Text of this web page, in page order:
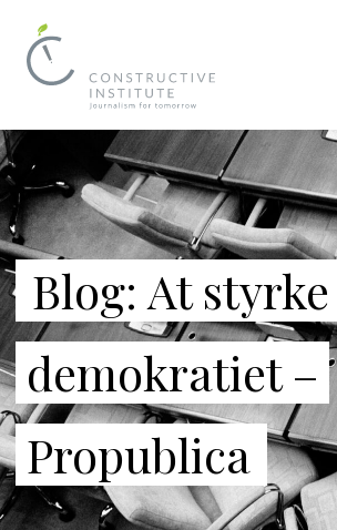
Blog: At styrke
demokratiet –
Propublica